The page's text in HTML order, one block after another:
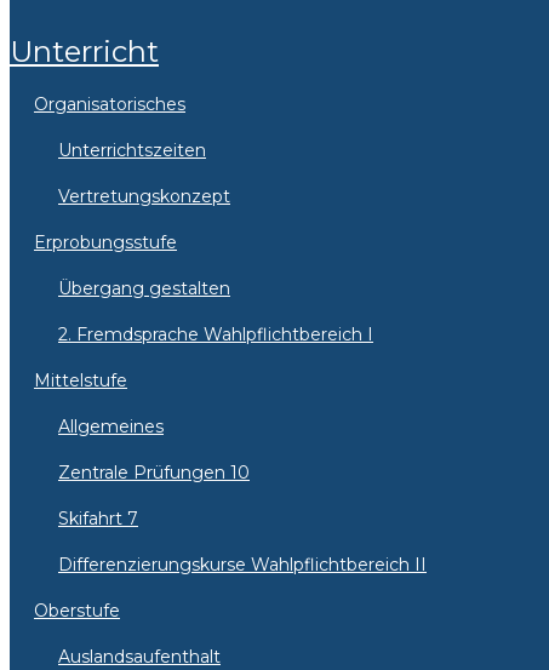
Unterricht
Organisatorisches
Unterrichtszeiten
Vertretungskonzept
Erprobungsstufe
Übergang gestalten
2. Fremdsprache Wahlpflichtbereich I
Mittelstufe
Allgemeines
Zentrale Prüfungen 10
Skifahrt 7
Differenzierungskurse Wahlpflichtbereich II
Oberstufe
Auslandsaufenthalt